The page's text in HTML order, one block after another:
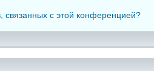
связанных с этой конференцией?